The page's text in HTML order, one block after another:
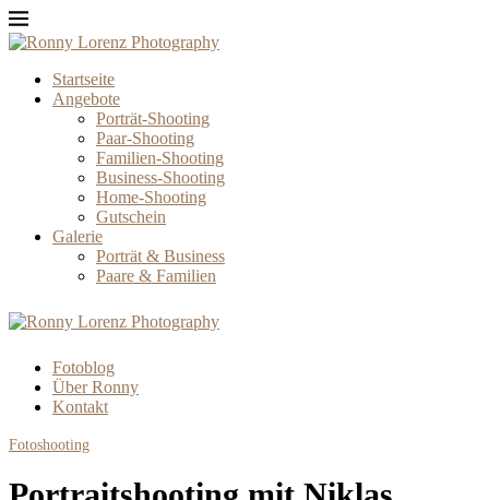
Startseite
Angebote
Porträt-Shooting
Paar-Shooting
Familien-Shooting
Business-Shooting
Home-Shooting
Gutschein
Galerie
Porträt & Business
Paare & Familien
Fotoblog
Über Ronny
Kontakt
Fotoshooting